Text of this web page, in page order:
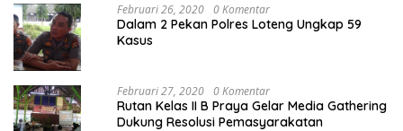
Februari 26, 2020 0 Komentar
Dalam 2 Pekan Polres Loteng Ungkap 59
Kasus
Februari 27, 2020 0 Komentar
Rutan Kelas II B Praya Gelar Media Gathering
Dukung Resolusi Pemasyarakatan